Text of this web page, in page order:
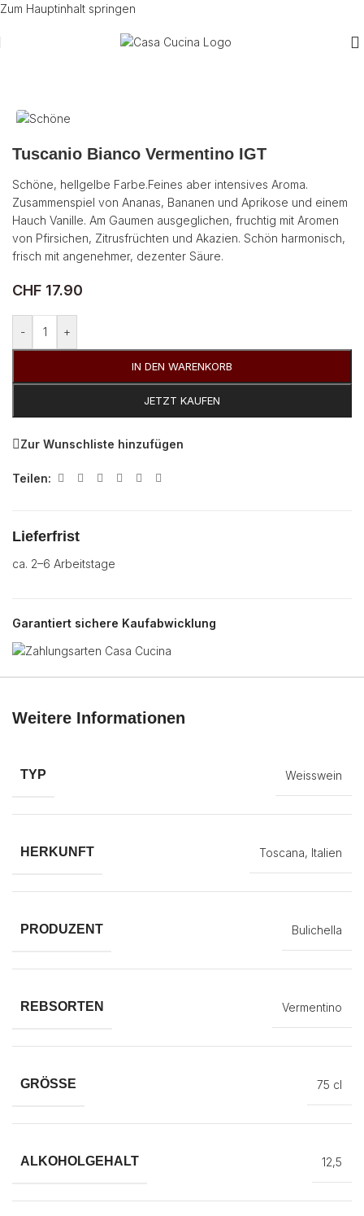
Zum Hauptinhalt springen
Tuscanio Bianco Vermentino IGT
Schöne, hellgelbe Farbe.Feines aber intensives Aroma.
Zusammenspiel von Ananas, Bananen und Aprikose und ­einem
Hauch Vanille. Am Gaumen ausgeglichen, fruchtig mit Aromen
von Pfirsichen, Zitrusfrüchten und Akazien. Schön harmonisch,
frisch mit angenehmer, dezenter Säure.
CHF 17.90
- +
IN DEN WARENKORB
JETZT KAUFEN
Zur Wunschliste hinzufügen
Teilen:
Lieferfrist
ca. 2–6 Arbeitstage
Garantiert sichere Kaufabwicklung
Weitere Informationen
TYP Weisswein
HERKUNFT Toscana, Italien
PRODUZENT Bulichella
REBSORTEN Vermentino
GRÖSSE 75 cl
ALKOHOLGEHALT 12,5